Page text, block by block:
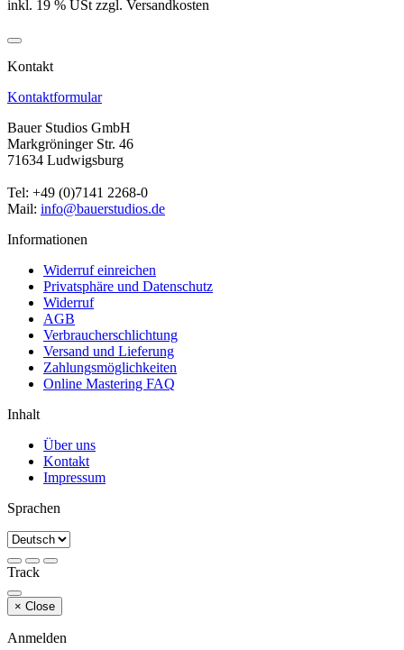
inkl. 19 % USt zzgl. Versandkosten
Kontakt
Kontaktformular
Bauer Studios GmbH
Markgröninger Str. 46
71634 Ludwigsburg
Tel: +49 (0)7141 2268-0
Mail: info@bauerstudios.de
Informationen
Widerruf einreichen
Privatsphäre und Datenschutz
Widerruf
AGB
Verbraucherschlichtung
Versand und Lieferung
Zahlungsmöglichkeiten
Online Mastering FAQ
Inhalt
Über uns
Kontakt
Impressum
Sprachen
Track
× Close
Anmelden